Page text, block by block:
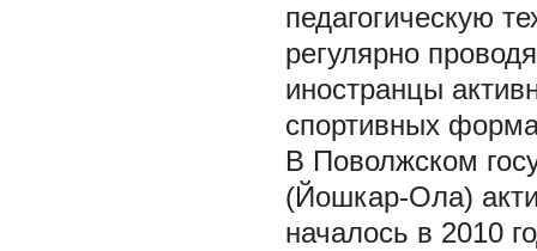
педагогическую
регулярно
иностранцы
спортивных
В Поволжском
(Йошкар-Ола)
началось в 2010